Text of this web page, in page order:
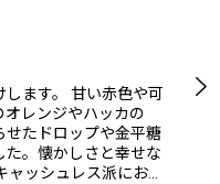
ます。 甘い赤色や可
オレンジやハッカの
せたドロップや金平糖
た。懐かしさと幸せな
ャッシュレス派にお…